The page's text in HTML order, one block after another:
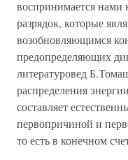
воспринимается нами
разрядок, которые
возобновляющимся
предопределяющих
литературовед
распределения
составляет
первопричиной и
то есть в конечном